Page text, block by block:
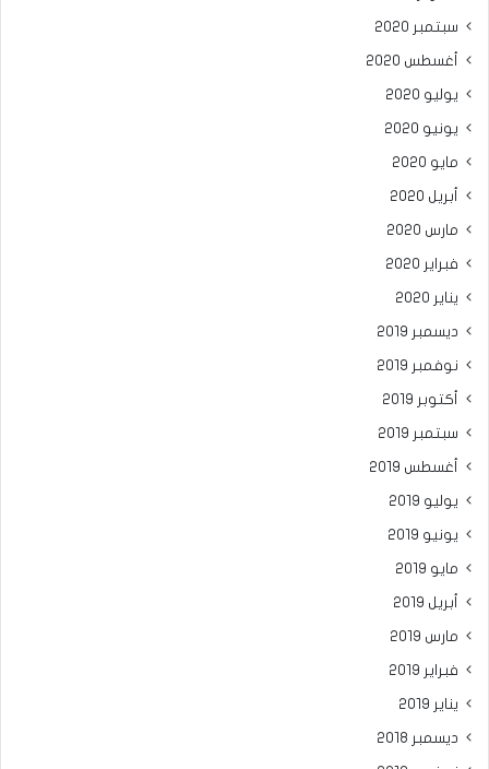
سبتمبر 2020
أغسطس 2020
يوليو 2020
يونيو 2020
مايو 2020
أبريل 2020
مارس 2020
فبراير 2020
يناير 2020
ديسمبر 2019
نوفمبر 2019
أكتوبر 2019
سبتمبر 2019
أغسطس 2019
يوليو 2019
يونيو 2019
مايو 2019
أبريل 2019
مارس 2019
فبراير 2019
يناير 2019
ديسمبر 2018